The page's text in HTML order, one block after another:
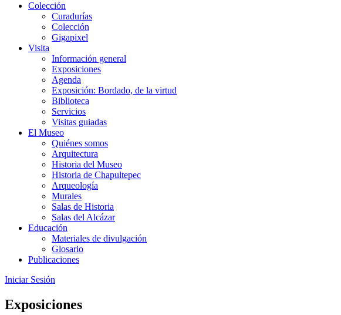
Colección
Curadurías
Colección
Gigapixel
Visita
Información general
Exposiciones
Agenda
Exposición: Bordado, de la virtud
Biblioteca
Servicios
Visitas guiadas
El Museo
Quiénes somos
Arquitectura
Historia del Museo
Historia de Chapultepec
Arqueología
Murales
Salas de Historia
Salas del Alcázar
Educación
Materiales de divulgación
Glosario
Publicaciones
Iniciar Sesión
Exposiciones